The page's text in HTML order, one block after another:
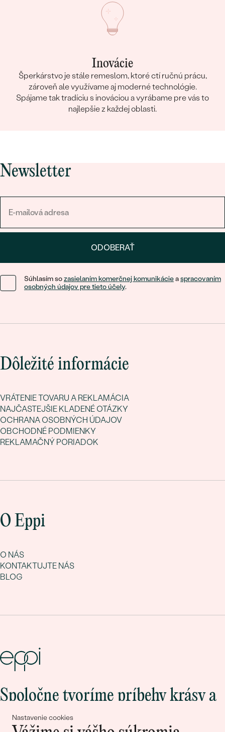
Nastavenie cookies
Inovácie
Šperkárstvo je stále remeslom, ktoré ctí ručnú prácu,
zároveň ale využívame aj moderné technológie.
Spájame tak tradíciu s inováciou a vyrábame pre vás to
najlepšie z každej oblasti.
Newsletter
ODOBERAŤ
Súhlasím sozasielaním komerčnej komunikácieaspracovaním
osobných údajov pre tieto účely.
Dôležité informácie
VRÁTENIE TOVARU A REKLAMÁCIA
NAJČASTEJŠIE KLADENÉ OTÁZKY
OCHRANA OSOBNÝCH ÚDAJOV
OBCHODNÉ PODMIENKY
REKLAMAČNÝ PORIADOK
O Eppi
O NÁS
KONTAKTUJTE NÁS
BLOG
Spoločne tvoríme príbehy krásy a
lásky